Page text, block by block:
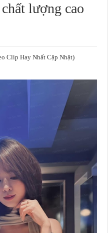
lượng cao
Clip Hay Nhất Cập Nhật)